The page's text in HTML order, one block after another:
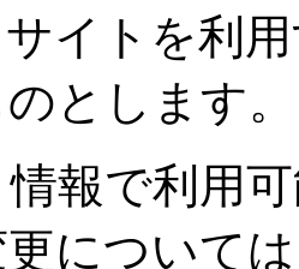
イトを利
とします。
報で利用
について